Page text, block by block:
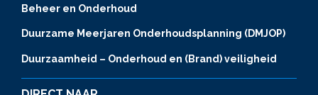
Beheer en Onderhoud
Duurzame Meerjaren Onderhoudsplanning (DMJOP)
Duurzaamheid – Onderhoud en (Brand) veiligheid